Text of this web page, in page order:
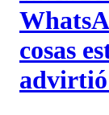
cosas